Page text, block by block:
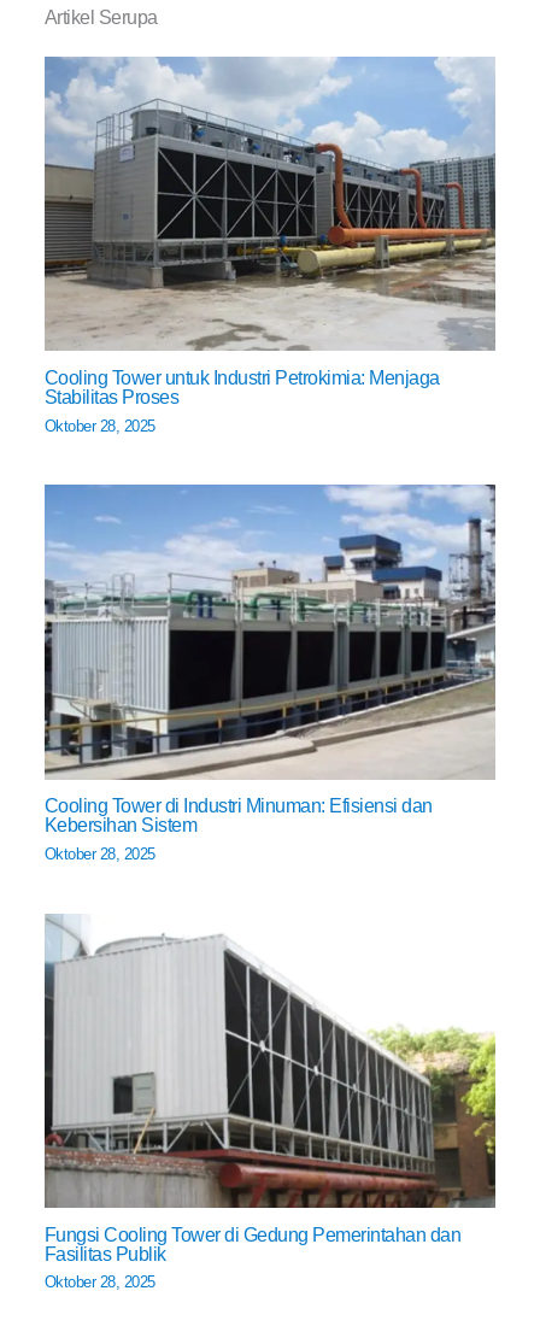
Artikel Serupa
Cooling Tower untuk Industri Petrokimia: Menjaga
Stabilitas Proses
Oktober 28, 2025
Cooling Tower di Industri Minuman: Efisiensi dan
Kebersihan Sistem
Oktober 28, 2025
Fungsi Cooling Tower di Gedung Pemerintahan dan
Fasilitas Publik
Oktober 28, 2025